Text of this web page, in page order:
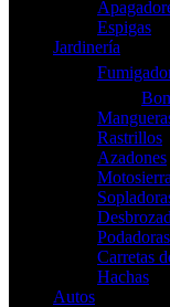
Espigas
Jardinería
Rastrillos
Azadones
Podadoras
Carretas
Hachas
Autos